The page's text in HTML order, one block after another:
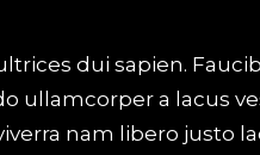
dui sapien.
ullamcorper a lacus
nam libero justo